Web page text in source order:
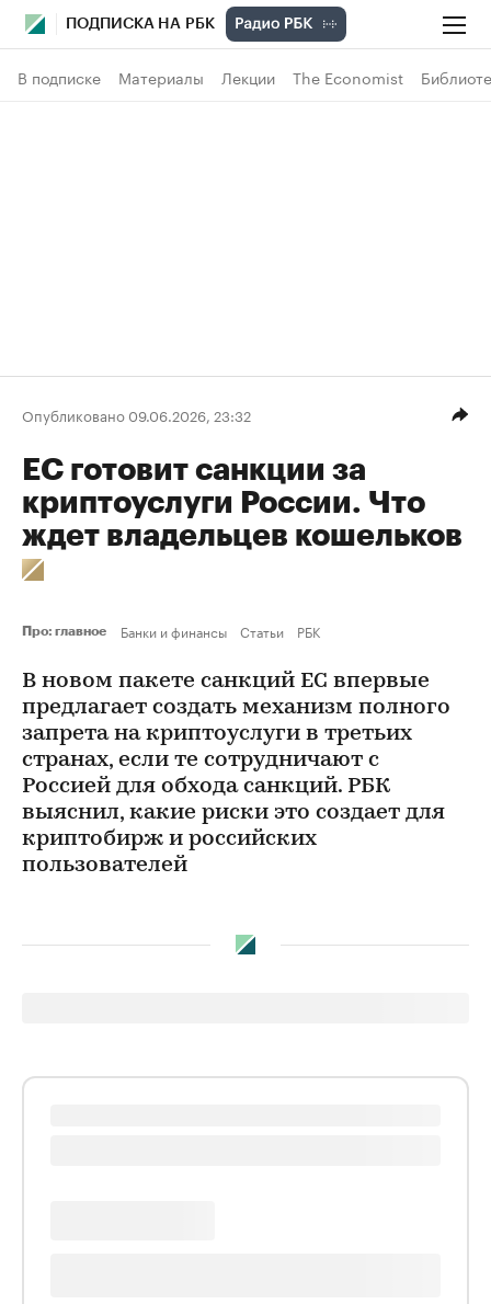
ПОДПИСКА НА РБК
В подписке Материалы Лекции The Economist
Опубликовано 09.06.2026, 23:32
ЕС готовит санкции за
криптоуслуги России. Что
ждет владельцев кошельков
Про: главное Банки и финансы Статьи РБК
В новом пакете санкций ЕС впервые
предлагает создать механизм полного
запрета на криптоуслуги в третьих
странах, если те сотрудничают с
Россией для обхода санкций. РБК
выяснил, какие риски это создает для
криптобирж и российских
пользователей